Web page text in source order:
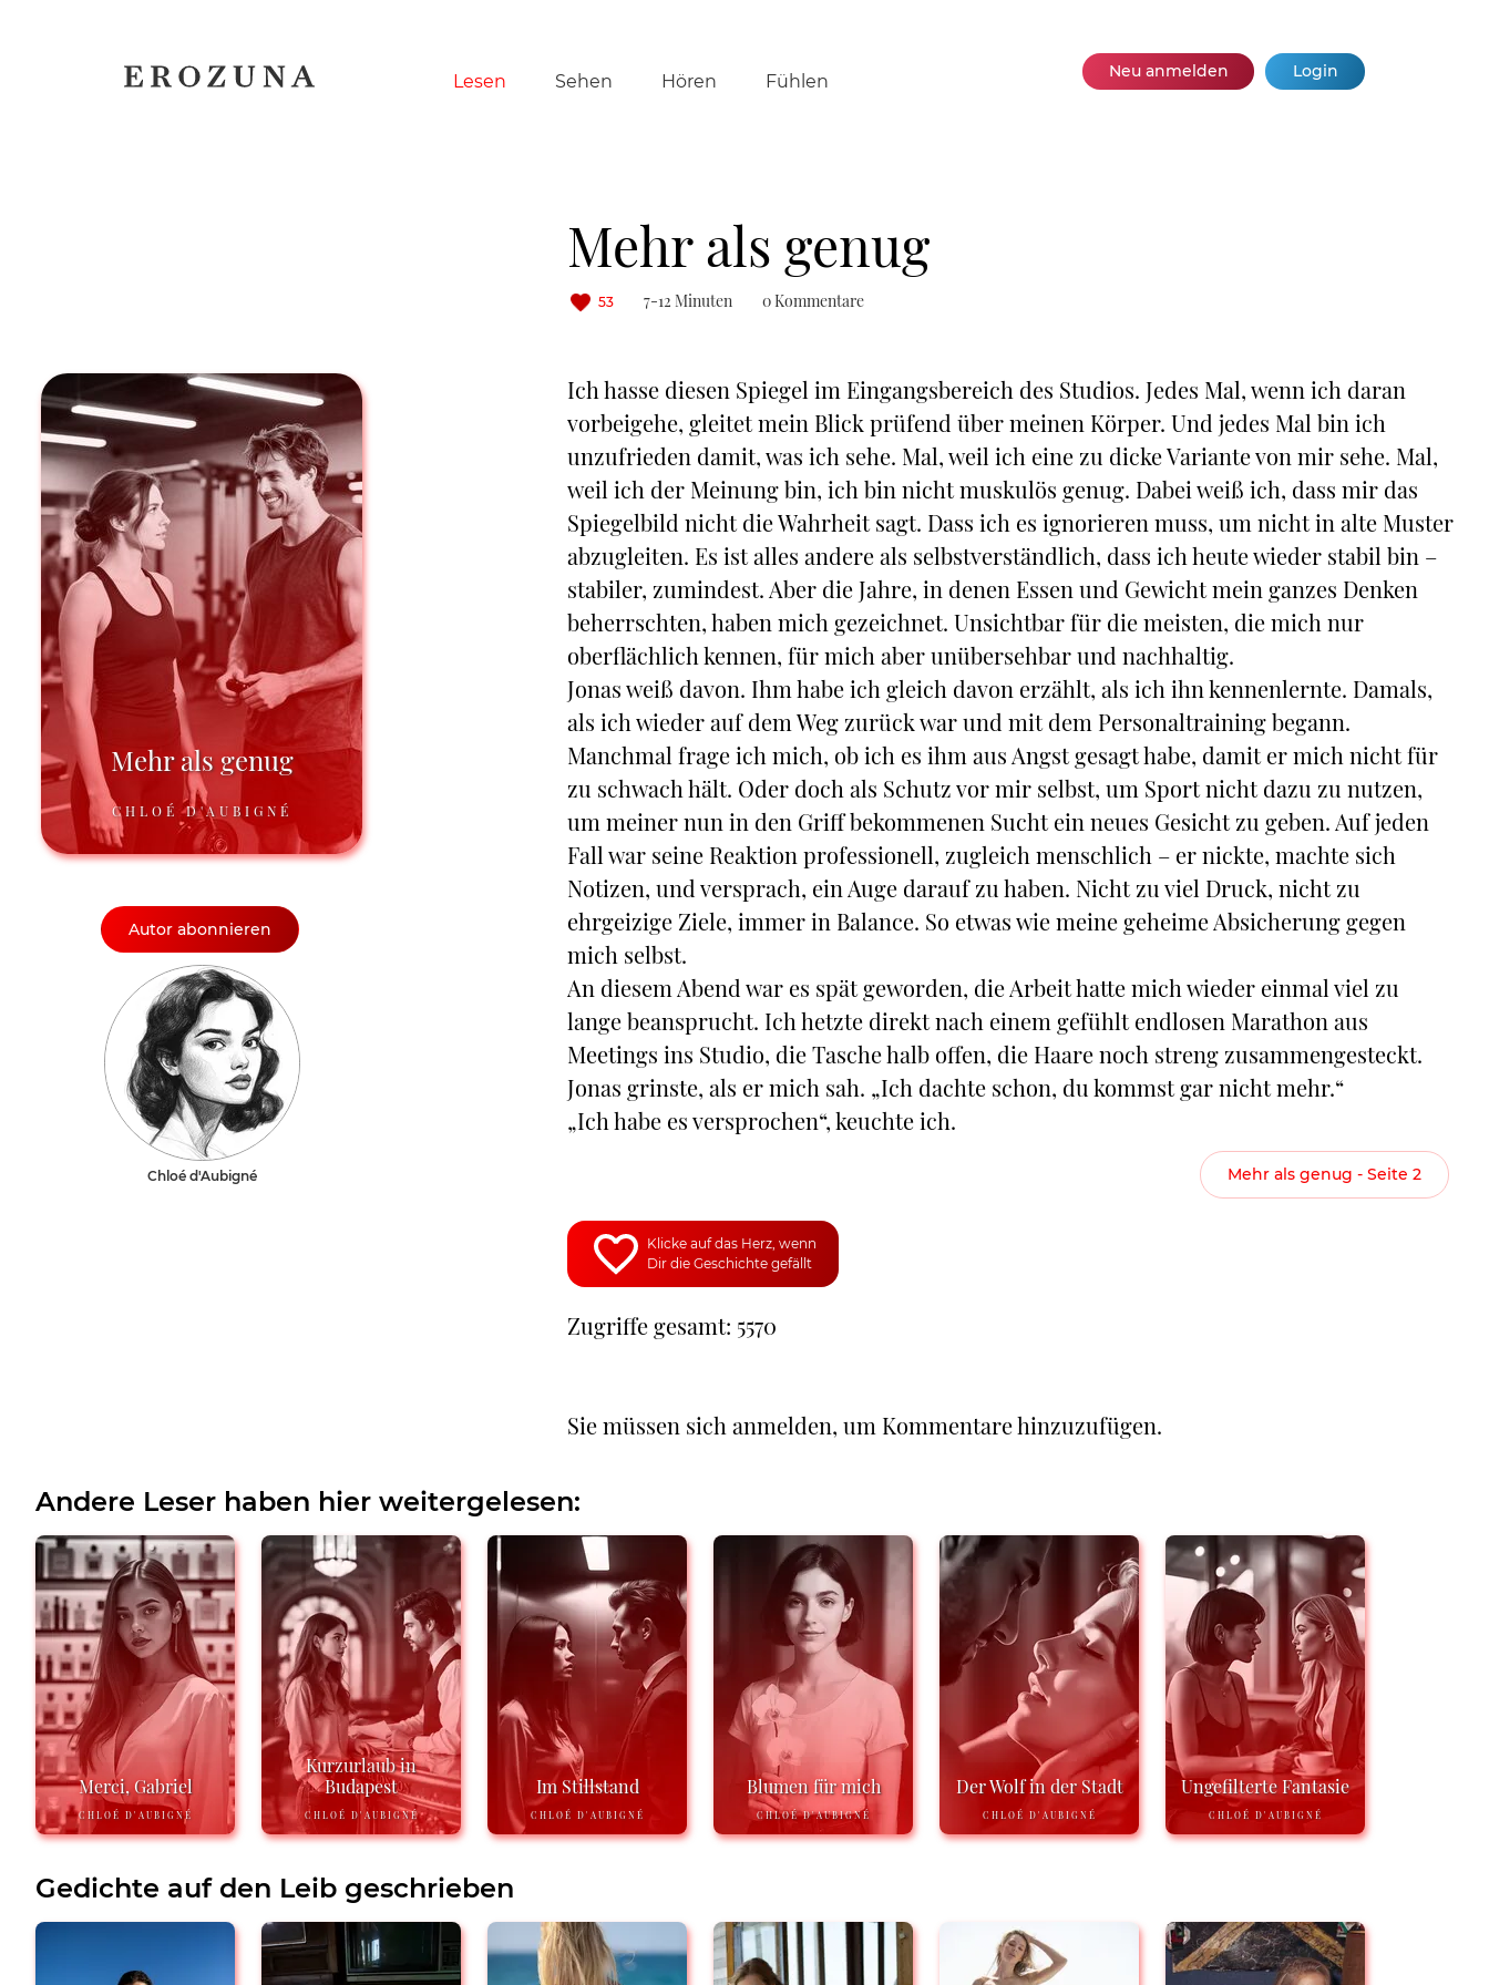
Navigation
Lesen Sehen Hören Fühlen Neu anmelden Login
Mehr als genug
53 7-12 Minuten 0 Kommentare
Mehr als genug
CHLOÉ D'AUBIGNÉ
Autor abonnieren
Chloé d'Aubigné
Ich hasse diesen Spiegel im Eingangsbereich des Studios. Jedes Mal, wenn ich daran
vorbeigehe, gleitet mein Blick prüfend über meinen Körper. Und jedes Mal bin ich
unzufrieden damit, was ich sehe. Mal, weil ich eine zu dicke Variante von mir sehe. Mal,
weil ich der Meinung bin, ich bin nicht muskulös genug. Dabei weiß ich, dass mir das
Spiegelbild nicht die Wahrheit sagt. Dass ich es ignorieren muss, um nicht in alte Muster
abzugleiten. Es ist alles andere als selbstverständlich, dass ich heute wieder stabil bin –
stabiler, zumindest. Aber die Jahre, in denen Essen und Gewicht mein ganzes Denken
beherrschten, haben mich gezeichnet. Unsichtbar für die meisten, die mich nur
oberflächlich kennen, für mich aber unübersehbar und nachhaltig.
Jonas weiß davon. Ihm habe ich gleich davon erzählt, als ich ihn kennenlernte. Damals,
als ich wieder auf dem Weg zurück war und mit dem Personaltraining begann.
Manchmal frage ich mich, ob ich es ihm aus Angst gesagt habe, damit er mich nicht für
zu schwach hält. Oder doch als Schutz vor mir selbst, um Sport nicht dazu zu nutzen,
um meiner nun in den Griff bekommenen Sucht ein neues Gesicht zu geben. Auf jeden
Fall war seine Reaktion professionell, zugleich menschlich – er nickte, machte sich
Notizen, und versprach, ein Auge darauf zu haben. Nicht zu viel Druck, nicht zu
ehrgeizige Ziele, immer in Balance. So etwas wie meine geheime Absicherung gegen
mich selbst.
An diesem Abend war es spät geworden, die Arbeit hatte mich wieder einmal viel zu
lange beansprucht. Ich hetzte direkt nach einem gefühlt endlosen Marathon aus
Meetings ins Studio, die Tasche halb offen, die Haare noch streng zusammengesteckt.
Jonas grinste, als er mich sah. „Ich dachte schon, du kommst gar nicht mehr.“
„Ich habe es versprochen“, keuchte ich.
Mehr als genug - Seite 2
Klicke auf das Herz, wenn
Dir die Geschichte gefällt
Zugriffe gesamt: 5570
Sie müssen sich anmelden, um Kommentare hinzuzufügen.
Andere Leser haben hier weitergelesen:
Merci, Gabriel
CHLOÉ D'AUBIGNÉ
Kurzurlaub in
Budapest
CHLOÉ D'AUBIGNÉ
Im Stillstand
CHLOÉ D'AUBIGNÉ
Blumen für mich
CHLOÉ D'AUBIGNÉ
Der Wolf in der Stadt
CHLOÉ D'AUBIGNÉ
Ungefilterte Fantasie
CHLOÉ D'AUBIGNÉ
Gedichte auf den Leib geschrieben